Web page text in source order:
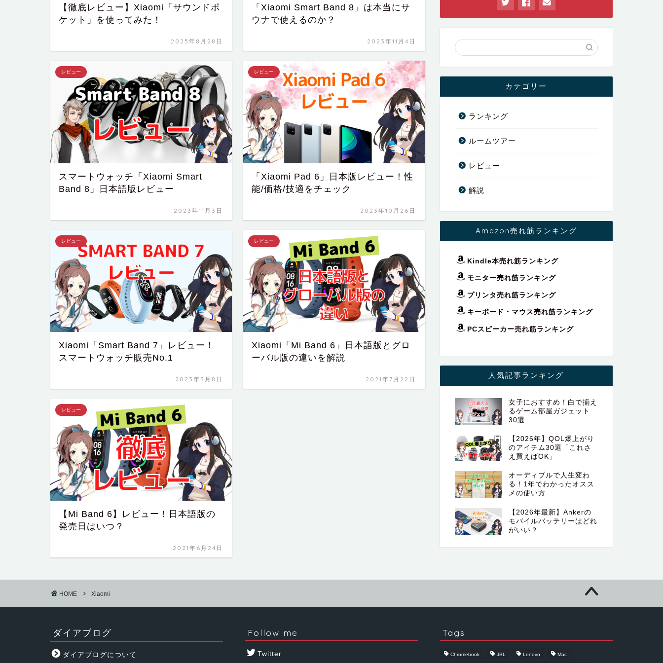
【徹底レビュー】Xiaomi「サウンドポ
ケット」を使ってみた！
2025年8月28日
「Xiaomi Smart Band 8」は本当にサ
ウナで使えるのか？
2023年11月4日
レビュー
スマートウォッチ「Xiaomi Smart
Band 8」日本語版レビュー
2023年11月3日
レビュー
「Xiaomi Pad 6」日本版レビュー！性
能/価格/技適をチェック
2023年10月26日
レビュー
Xiaomi「Smart Band 7」レビュー！
スマートウォッチ販売No.1
2023年3月8日
レビュー
Xiaomi「Mi Band 6」日本語版とグロ
ーバル版の違いを解説
2021年7月22日
レビュー
【Mi Band 6】レビュー！日本語版の
発売日はいつ？
2021年6月24日
カテゴリー
ランキング
ルームツアー
レビュー
解説
Amazon売れ筋ランキング
Kindle本売れ筋ランキング
モニター売れ筋ランキング
プリンタ売れ筋ランキング
キーボード・マウス売れ筋ランキング
PCスピーカー売れ筋ランキング
人気記事ランキング
女子におすすめ！白で揃え
るゲーム部屋ガジェット
30選
【2026年】QOL爆上がり
のアイテム30選「これさ
え買えばOK」
オーディブルで人生変わ
る！1年でわかったオスス
メの使い方
【2026年最新】Ankerの
モバイルバッテリーはどれ
がいい？
HOME Xiaomi
ダイアブログ
ダイアブログについて
Follow me
Twitter
Tags
Chromebook JBL Lenovo Mac